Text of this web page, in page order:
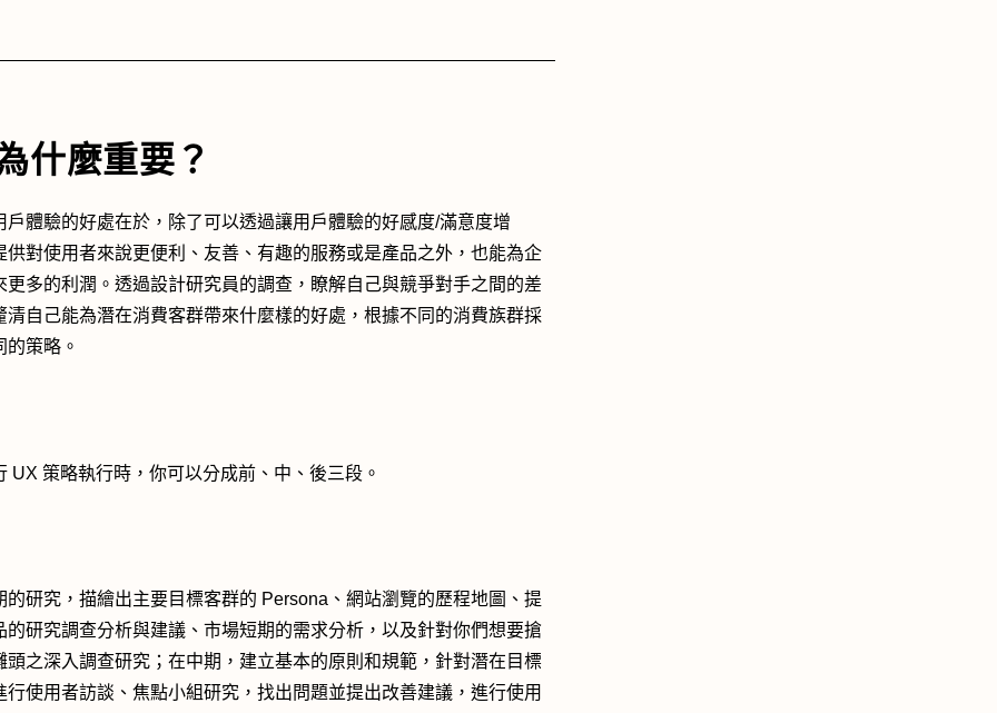
什麼重要？
戶體驗的好處在於，除了可以透過讓用戶體驗的好感度/滿意度增
供對使用者來說更便利、友善、有趣的服務或是產品之外，也能為企
更多的利潤。透過設計研究員的調查，瞭解自己與競爭對手之間的差
清自己能為潛在消費客群帶來什麼樣的好處，根據不同的消費族群採
的策略。
UX 策略執行時，你可以分成前、中、後三段。
的研究，描繪出主要目標客群的 Persona、網站瀏覽的歷程地圖、提
的研究調查分析與建議、市場短期的需求分析，以及針對你們想要搶
頭之深入調查研究；在中期，建立基本的原則和規範，針對潛在目標
行使用者訪談、焦點小組研究，找出問題並提出改善建議，進行使用